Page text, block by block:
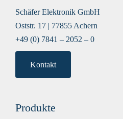
Schäfer Elektronik GmbH
Oststr. 17 | 77855 Achern
+49 (0) 7841 – 2052 – 0
Kontakt
Produkte